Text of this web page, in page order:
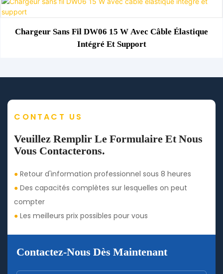
Chargeur Sans Fil DW06 15 W Avec Câble Élastique
Intégré Et Support
CONTACT US
Veuillez Remplir Le Formulaire Et Nous
Vous Contacterons.
● Retour d'information professionnel sous 8 heures
● Des capacités complètes sur lesquelles on peut
compter
● Les meilleurs prix possibles pour vous
Contactez-Nous Dès Maintenant